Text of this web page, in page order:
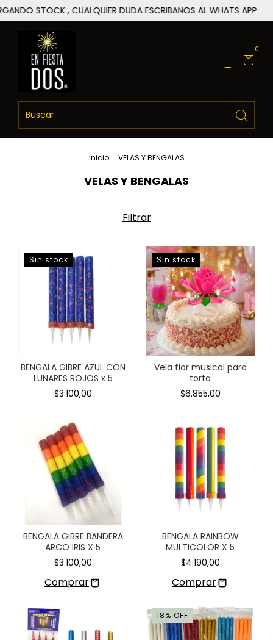
, CUALQUIER DUDA ESCRIBANOS AL WHATS APP
0
Inicio . VELAS Y BENGALAS
VELAS Y BENGALAS
Filtrar
Sin stock
BENGALA GIBRE AZUL CON
LUNARES ROJOS x 5
$3.100,00
Sin stock
Vela flor musical para
torta
$6.855,00
BENGALA GIBRE BANDERA
ARCO IRIS X 5
$3.100,00
BENGALA RAINBOW
MULTICOLOR X 5
$4.190,00
18% OFF